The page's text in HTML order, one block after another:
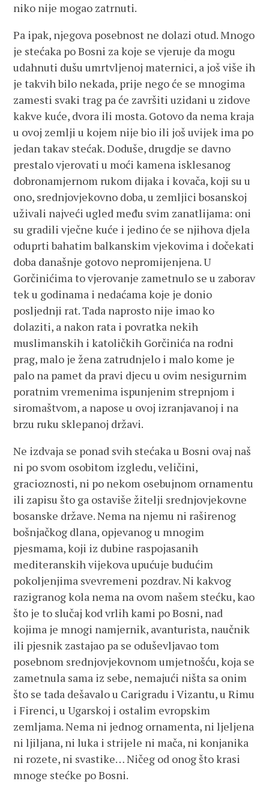
niko nije mogao zatrnuti.
Pa ipak, njegova posebnost ne dolazi otud. Mnogo
je stećaka po Bosni za koje se vjeruje da mogu
udahnuti dušu umrtvljenoj maternici, a još više ih
je takvih bilo nekada, prije nego će se mnogima
zamesti svaki trag pa će završiti uzidani u zidove
kakve kuće, dvora ili mosta. Gotovo da nema kraja
u ovoj zemlji u kojem nije bio ili još uvijek ima po
jedan takav stećak. Doduše, drugdje se davno
prestalo vjerovati u moći kamena isklesanog
dobronamjernom rukom dijaka i kovača, koji su u
ono, srednjovjekovno doba, u zemljici bosanskoj
uživali najveći ugled među svim zanatlijama: oni
su gradili vječne kuće i jedino će se njihova djela
oduprti bahatim balkanskim vjekovima i dočekati
doba današnje gotovo nepromijenjena. U
Gorčinićima to vjerovanje zametnulo se u zaborav
tek u godinama i nedaćama koje je donio
posljednji rat. Tada naprosto nije imao ko
dolaziti, a nakon rata i povratka nekih
muslimanskih i katoličkih Gorčinića na rodni
prag, malo je žena zatrudnjelo i malo kome je
palo na pamet da pravi djecu u ovim nesigurnim
poratnim vremenima ispunjenim strepnjom i
siromaštvom, a napose u ovoj izranjavanoj i na
brzu ruku sklepanoj državi.
Ne izdvaja se ponad svih stećaka u Bosni ovaj naš
ni po svom osobitom izgledu, veličini,
gracioznosti, ni po nekom osebujnom ornamentu
ili zapisu što ga ostaviše žitelji srednjovjekovne
bosanske države. Nema na njemu ni raširenog
bošnjačkog dlana, opjevanog u mnogim
pjesmama, koji iz dubine raspojasanih
mediteranskih vijekova upućuje budućim
pokoljenjima svevremeni pozdrav. Ni kakvog
razigranog kola nema na ovom našem stećku, kao
što je to slučaj kod vrlih kami po Bosni, nad
kojima je mnogi namjernik, avanturista, naučnik
ili pjesnik zastajao pa se oduševljavao tom
posebnom srednjovjekovnom umjetnošću, koja se
zametnula sama iz sebe, nemajući ništa sa onim
što se tada dešavalo u Carigradu i Vizantu, u Rimu
i Firenci, u Ugarskoj i ostalim evropskim
zemljama. Nema ni jednog ornamenta, ni ljeljena
ni ljiljana, ni luka i strijele ni mača, ni konjanika
ni rozete, ni svastike… Ničeg od onog što krasi
mnoge stećke po Bosni.